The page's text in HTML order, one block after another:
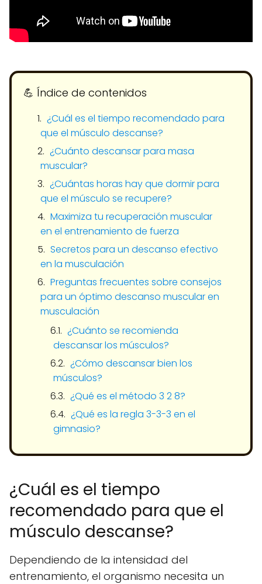
💪​ Índice de contenidos
¿Cuál es el tiempo recomendado para
que el músculo descanse?
¿Cuánto descansar para masa
muscular?
¿Cuántas horas hay que dormir para
que el músculo se recupere?
Maximiza tu recuperación muscular
en el entrenamiento de fuerza
Secretos para un descanso efectivo
en la musculación
Preguntas frecuentes sobre consejos
para un óptimo descanso muscular en
musculación
¿Cuánto se recomienda
descansar los músculos?
¿Cómo descansar bien los
músculos?
¿Qué es el método 3 2 8?
¿Qué es la regla 3-3-3 en el
gimnasio?
¿Cuál es el tiempo
recomendado para que el
músculo descanse?
Dependiendo de la intensidad del
entrenamiento, el organismo necesita un